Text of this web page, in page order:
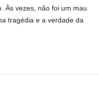
Às vezes, não foi um mau
tragédia e a verdade da